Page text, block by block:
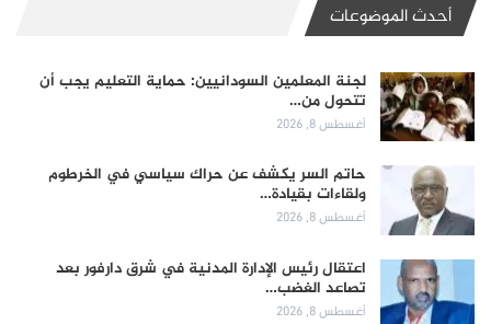
أحدث الموضوعات
لجنة المعلمين السودانيين: حماية التعليم يجب أن
تتحول من…
أغسطس 8, 2026
حاتم السر يكشف عن حراك سياسي في الخرطوم
ولقاءات بقيادة…
أغسطس 8, 2026
اعتقال رئيس الإدارة المدنية في شرق دارفور بعد
تصاعد الغضب…
أغسطس 8, 2026